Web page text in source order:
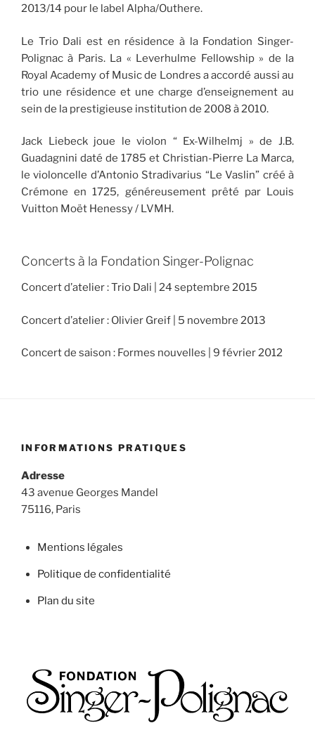
2013/14 pour le label Alpha/Outhere.
Le Trio Dali est en résidence à la Fondation Singer-
Polignac à Paris. La « Leverhulme Fellowship » de la
Royal Academy of Music de Londres a accordé aussi au
trio une résidence et une charge d’enseignement au
sein de la prestigieuse institution de 2008 à 2010.
Jack Liebeck joue le violon “ Ex-Wilhelmj » de J.B.
Guadagnini daté de 1785 et Christian-Pierre La Marca,
le violoncelle d’Antonio Stradivarius “Le Vaslin” créé à
Crémone en 1725, généreusement prêté par Louis
Vuitton Moët Henessy / LVMH.
Concerts à la Fondation Singer-Polignac
Concert d’atelier : Trio Dali | 24 septembre 2015
Concert d’atelier : Olivier Greif | 5 novembre 2013
Concert de saison : Formes nouvelles | 9 février 2012
INFORMATIONS PRATIQUES
Adresse
43 avenue Georges Mandel
75116, Paris
Mentions légales
Politique de confidentialité
Plan du site